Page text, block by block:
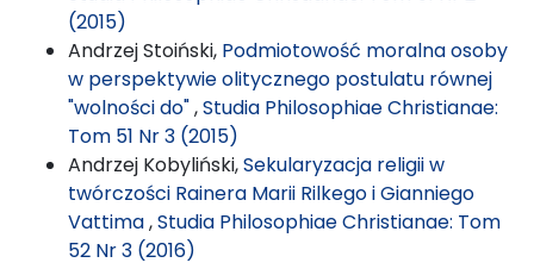
(2015)
Andrzej Stoiński, Podmiotowość moralna osoby
w perspektywie olitycznego postulatu równej
"wolności do",Studia Philosophiae Christianae:
Tom 51 Nr 3 (2015)
Andrzej Kobyliński,Sekularyzacja religii w
twórczości Rainera Marii Rilkego i Gianniego
Vattima,Studia Philosophiae Christianae: Tom
52 Nr 3 (2016)